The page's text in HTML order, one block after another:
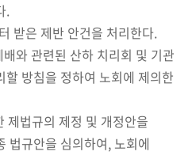
.
받은 제반 안건을 처리한다.
와 관련된 산하 치리회 및 기관
방침을 정하여 노회에 제의한
제법규의 제정 및 개정안을
법규안을 심의하여, 노회에